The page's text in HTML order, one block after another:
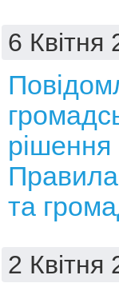
6 Квітня
рішення
Правила
та
2 Квітня